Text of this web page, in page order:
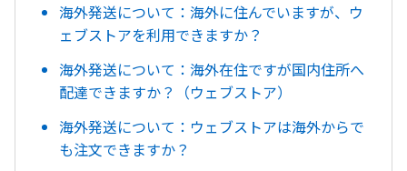
海外発送について：海外に住んでいますが、ウ
ェブストアを利用できますか？
海外発送について：海外在住ですが国内住所へ
配達できますか？（ウェブストア）
海外発送について：ウェブストアは海外からで
も注文できますか？